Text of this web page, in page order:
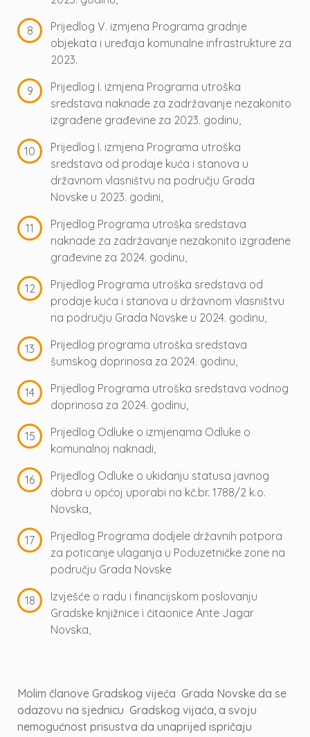
Prijedlog V. izmjena Programa gradnje
objekata i uređaja komunalne infrastrukture za
2023.
Prijedlog I. izmjena Programa utroška
sredstava naknade za zadržavanje nezakonito
izgrađene građevine za 2023. godinu,
Prijedlog I. izmjena Programa utroška
sredstava od prodaje kuća i stanova u
državnom vlasništvu na području Grada
Novske u 2023. godini,
Prijedlog Programa utroška sredstava
naknade za zadržavanje nezakonito izgrađene
građevine za 2024. godinu,
Prijedlog Programa utroška sredstava od
prodaje kuća i stanova u državnom vlasništvu
na području Grada Novske u 2024. godinu,
Prijedlog programa utroška sredstava
šumskog doprinosa za 2024. godinu,
Prijedlog Programa utroška sredstava vodnog
doprinosa za 2024. godinu,
Prijedlog Odluke o izmjenama Odluke o
komunalnoj naknadi,
Prijedlog Odluke o ukidanju statusa javnog
dobra u općoj uporabi na kč.br. 1788/2 k.o.
Novska,
Prijedlog Programa dodjele državnih potpora
za poticanje ulaganja u Poduzetničke zone na
području Grada Novske
Izvješće o radu i financijskom poslovanju
Gradske knjižnice i čitaonice Ante Jagar
Novska,
Molim članove Gradskog vijeća Grada Novske da se
odazovu na sjednicu Gradskog vijaća, a svoju
nemogućnost prisustva da unaprijed ispričaju